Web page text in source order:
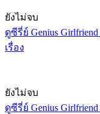
ยังไม่จบ
ดูซีรี่ย์ Genius
เรื่อง
ยังไม่จบ
ดูซีรี่ย์ Genius